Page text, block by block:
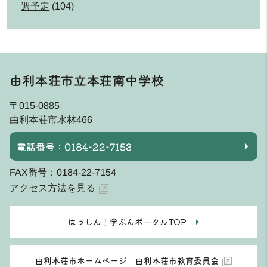
週予定 (104)
由利本荘市立本荘南中学校
〒015-0885
由利本荘市水林466
電話番号：0184-22-7153
FAX番号：0184-22-7154
アクセス方法を見る
はっしん！学ぶんポータルTOP
由利本荘市ホームページ 由利本荘市教育委員会